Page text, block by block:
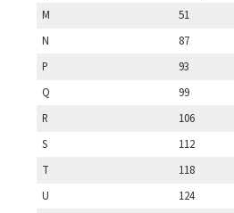
M
51
N
87
P
93
Q
99
R
106
S
112
T
118
U
124